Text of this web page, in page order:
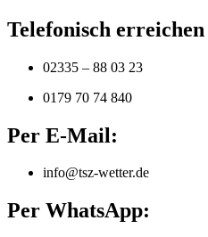
Telefonisch
02335 – 88 03 23
0179 70 74 840
Per E-Mail:
info@tsz-wetter.de
Per WhatsApp: